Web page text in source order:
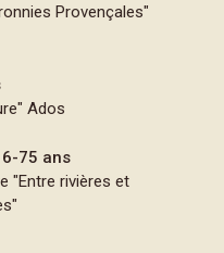
Provençales"
Ados
75 ans
"Entre rivières et